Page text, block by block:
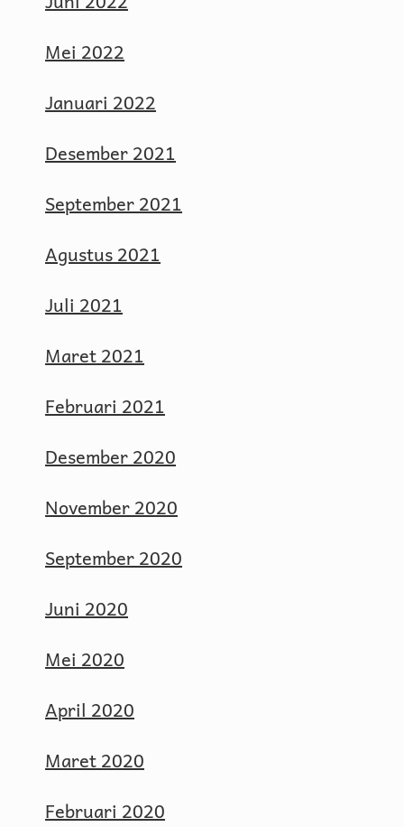
Mei 2022
Januari 2022
Desember 2021
September 2021
Agustus 2021
Juli 2021
Maret 2021
Februari 2021
Desember 2020
November 2020
September 2020
Juni 2020
Mei 2020
April 2020
Maret 2020
Februari 2020